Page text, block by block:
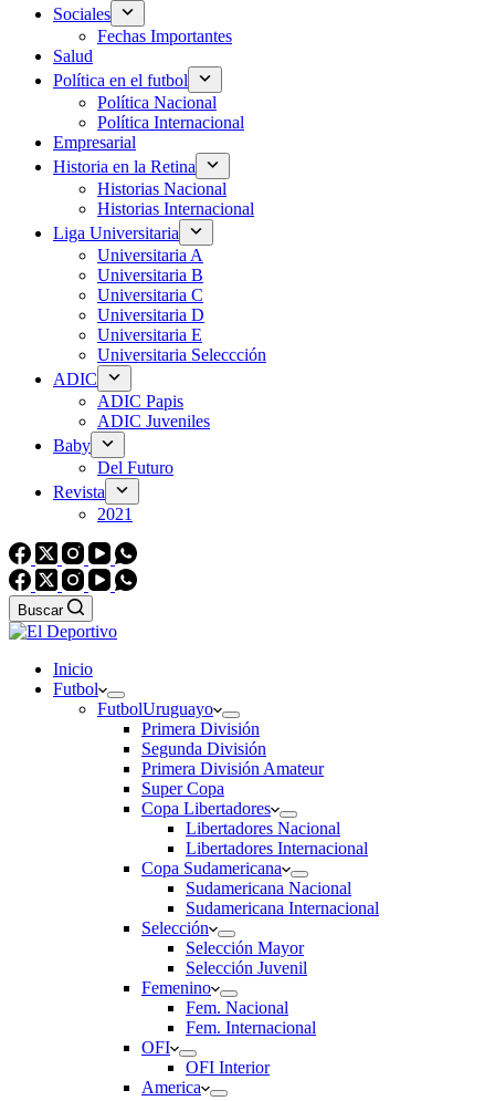
Sociales
Fechas Importantes
Salud
Política en el futbol
Política Nacional
Política Internacional
Empresarial
Historia en la Retina
Historias Nacional
Historias Internacional
Liga Universitaria
Universitaria A
Universitaria B
Universitaria C
Universitaria D
Universitaria E
Universitaria Seleccción
ADIC
ADIC Papis
ADIC Juveniles
Baby
Del Futuro
Revista
2021
Buscar
Inicio
Futbol
FutbolUruguayo
Primera División
Segunda División
Primera División Amateur
Super Copa
Copa Libertadores
Libertadores Nacional
Libertadores Internacional
Copa Sudamericana
Sudamericana Nacional
Sudamericana Internacional
Selección
Selección Mayor
Selección Juvenil
Femenino
Fem. Nacional
Fem. Internacional
OFI
OFI Interior
America